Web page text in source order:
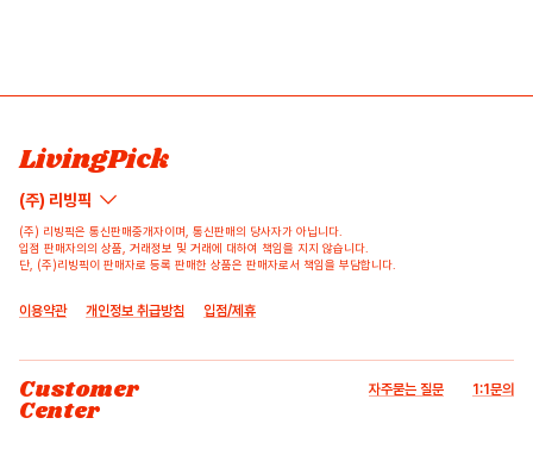
LivingPick
(주) 리빙픽
(주) 리빙픽은 통신판매중개자이며, 통신판매의 당사자가 아닙니다.
입점 판매자의의 상품, 거래정보 및 거래에 대하여 책임을 지지 않습니다.
단, (주)리빙픽이 판매자로 등록 판매한 상품은 판매자로서 책임을 부담합니다.
이용약관 개인정보 취급방침 입점/제휴
Customer
Center
자주묻는 질문 1:1문의